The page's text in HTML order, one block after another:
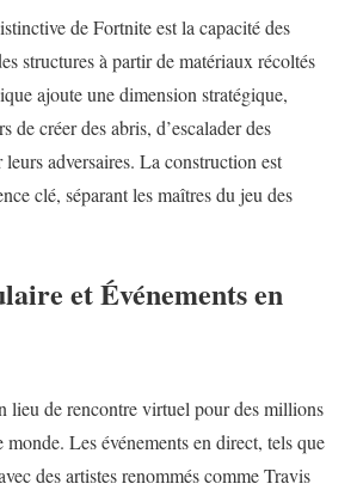
de Fortnite est la capacité des
structures à partir de matériaux récoltés
ajoute une dimension stratégique,
de créer des abris, d’escalader des
adversaires. La construction est
clé, séparant les maîtres du jeu des
et Événements en
lieu de rencontre virtuel pour des millions
monde. Les événements en direct, tels que
des artistes renommés comme Travis